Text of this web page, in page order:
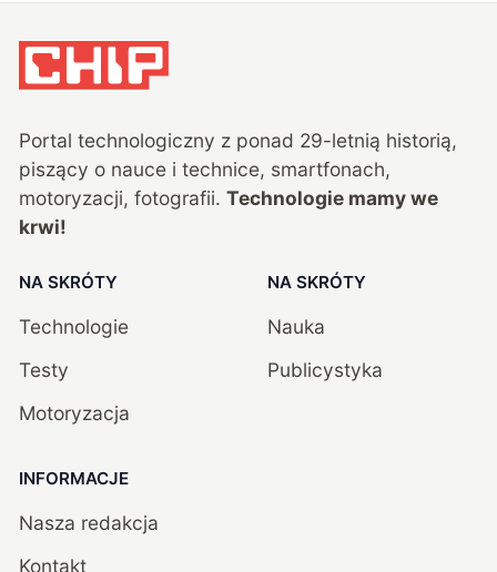
Portal technologiczny z ponad 29-letnią historią,
piszący o nauce i technice, smartfonach,
motoryzacji, fotografii. Technologie mamy we
krwi!
NA SKRÓTY
Technologie
Testy
Motoryzacja
NA SKRÓTY
Nauka
Publicystyka
INFORMACJE
Nasza redakcja
Kontakt